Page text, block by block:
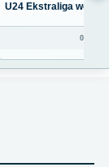
U24 Ekstraliga we